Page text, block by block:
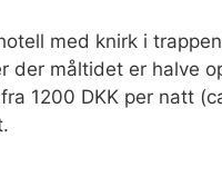
med knirk i
der måltidet er halve
1200 DKK per natt